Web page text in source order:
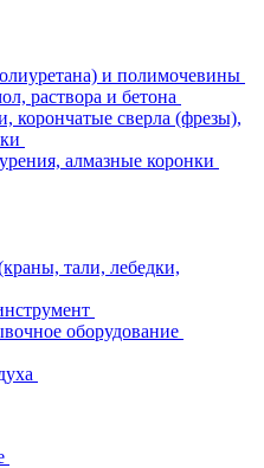
и полимочевины
раствора и бетона
корончатые сверла (фрезы),
алмазные коронки
тали, лебедки,
оборудование